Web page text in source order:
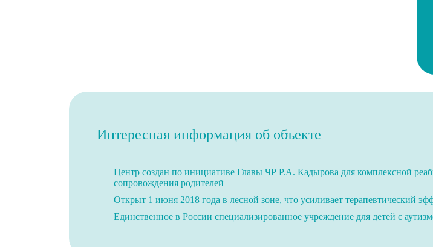
Интересная информация об объекте
Центр создан по инициативе Главы ЧР Р.А. Кадырова для комплексной
сопровождения родителей
Открыт 1 июня 2018 года в лесной зоне, что усиливает терапевтический
Единственное в России специализированное учреждение для детей с